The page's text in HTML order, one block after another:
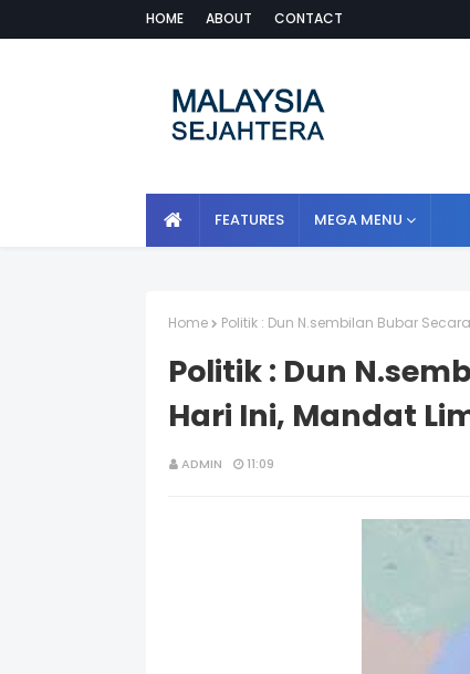
HOME ABOUT CONTACT
FEATURES MEGA MENU
Home Politik : Dun N.sembilan Bubar
Politik : Dun
Hari Ini, Mandat
ADMIN 11:09